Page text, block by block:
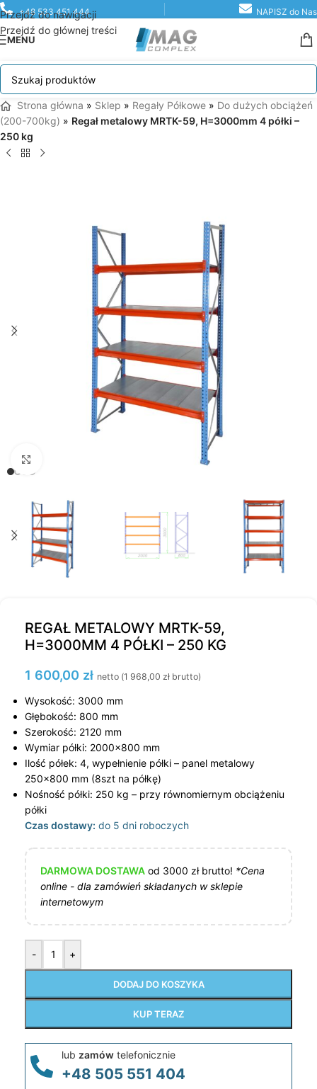
Przejdź do nawigacji
Przejdź do głównej treści
+48 533 451 444 NAPISZ do Nas
MENU
Strona główna » Sklep » Regały Półkowe » Do dużych obciążeń
(200-700kg) » Regał metalowy MRTK-59, H=3000mm 4 półki –
250 kg
REGAŁ METALOWY MRTK-59,
H=3000MM 4 PÓŁKI – 250 KG
1 600,00 zł netto (1 968,00 zł brutto)
Wysokość: 3000 mm
Głębokość: 800 mm
Szerokość: 2120 mm
Wymiar półki: 2000×800 mm
Ilość półek: 4, wypełnienie półki – panel metalowy
250×800 mm (8szt na półkę)
Nośność półki: 250 kg – przy równomiernym obciążeniu
półki
Czas dostawy: do 5 dni roboczych
DARMOWA DOSTAWA od 3000 zł brutto! *Cena
online - dla zamówień składanych w sklepie
internetowym
- +
DODAJ DO KOSZYKA
KUP TERAZ
lub zamów telefonicznie
+48 505 551 404